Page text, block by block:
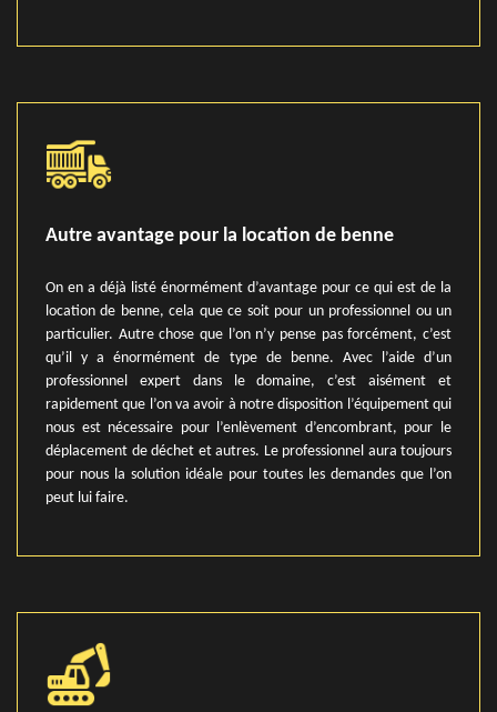
Autre avantage pour la location de benne
On en a déjà listé énormément d’avantage pour ce qui est de la
location de benne, cela que ce soit pour un professionnel ou un
particulier. Autre chose que l’on n’y pense pas forcément, c’est
qu’il y a énormément de type de benne. Avec l’aide d’un
professionnel expert dans le domaine, c’est aisément et
rapidement que l’on va avoir à notre disposition l’équipement qui
nous est nécessaire pour l’enlèvement d’encombrant, pour le
déplacement de déchet et autres. Le professionnel aura toujours
pour nous la solution idéale pour toutes les demandes que l’on
peut lui faire.